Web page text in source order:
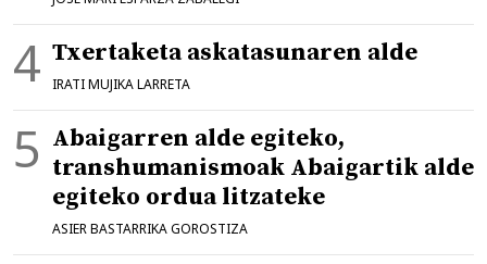
Txertaketa askatasunaren alde
IRATI MUJIKA LARRETA
Abaigarren alde egiteko,
transhumanismoak Abaigartik alde
egiteko ordua litzateke
ASIER BASTARRIKA GOROSTIZA